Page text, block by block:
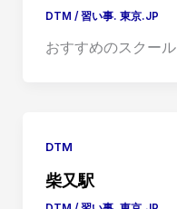
DTM / 習い事. 東京.JP
おすすめのスクール
DTM
柴又駅